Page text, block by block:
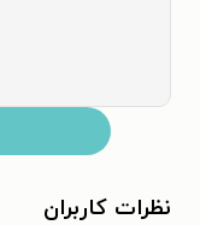
نظرات کاربران